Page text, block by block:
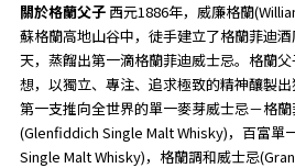
關於格蘭父子西元1886年，威廉格蘭
蘇格蘭高地山谷中，徒手建立了格蘭菲迪
天，蒸餾出第一滴格蘭菲迪威士忌。格蘭
想，以獨立、專注、追求極致的精神釀製
第一支推向全世界的單一麥芽威士忌－格
(Glenfiddich Single Malt Whisky)，百富單
Single Malt Whisky)，格蘭調和威士忌